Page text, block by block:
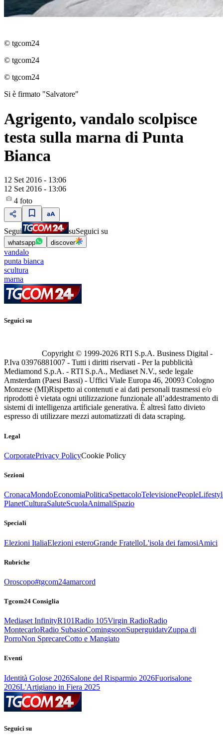
© tgcom24
© tgcom24
© tgcom24
Si è firmato "Salvatore"
Agrigento, vandalo scolpisce
testa sulla marna di Punta
Bianca
12 Set 2016 - 13:06
12 Set 2016 - 13:06
4 foto
Segui suSeguici su
whatsapp discover
vandalo
punta bianca
scultura
marna
Seguici su
Copyright © 1999-2026 RTI S.p.A. Business Digital -
P.Iva 03976881007 - Tutti i diritti riservati - Per la pubblicità
Mediamond S.p.A. - RTI S.p.A., Mediaset N.V., sede legale
Amsterdam (Paesi Bassi) - Uffici Viale Europa 46, 20093 Cologno
Monzese (MI)Rispetto ai contenuti e ai dati personali trasmessi e/o
riprodotti è vietata ogni utilizzazione funzionale all’addestramento di
sistemi di intelligenza artificiale generativa. È altresì fatto divieto
espresso di utilizzare mezzi automatizzati di data scraping.
Legal
CorporatePrivacy PolicyCookie Policy
Sezioni
CronacaMondoEconomiaPoliticaSpettacoloTelevisionePeople
PlanetCulturaSaluteScuolaAnimaliSpazio
Speciali
Elezioni ItaliaElezioni esteroGrande FratelloL'isola dei famosiAmici
Rubriche
Oroscopo#tgcom24amarcord
Tgcom24 Consiglia
Mediaset InfinityR101Radio 105Virgin RadioRadio
MontecarloRadio SubasioComingsoonSuperguidatvZuppa di
PorroNon SprecareCotto e Mangiato
Eventi
Identità Golose 2026Salone del Risparmio 2026Fuorisalone
2026L'Artigiano in Fiera 2025
Seguici su